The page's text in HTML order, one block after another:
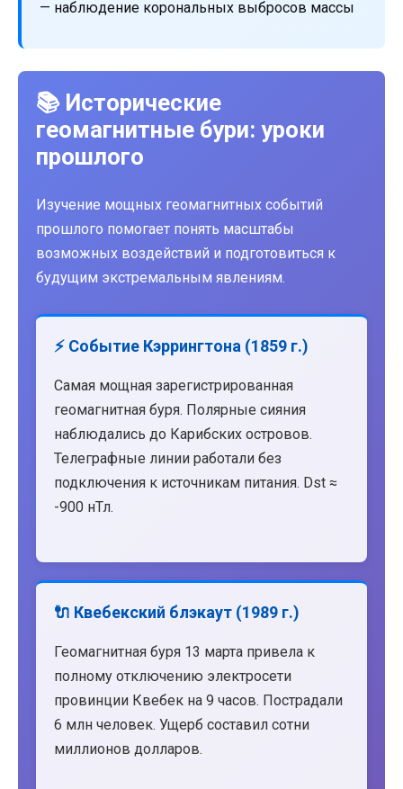
— наблюдение корональных выбросов массы
📚 Исторические
геомагнитные бури: уроки
прошлого
Изучение мощных геомагнитных событий
прошлого помогает понять масштабы
возможных воздействий и подготовиться к
будущим экстремальным явлениям.
⚡ Событие Кэррингтона (1859 г.)
Самая мощная зарегистрированная
геомагнитная буря. Полярные сияния
наблюдались до Карибских островов.
Телеграфные линии работали без
подключения к источникам питания. Dst ≈
-900 нТл.
🔌 Квебекский блэкаут (1989 г.)
Геомагнитная буря 13 марта привела к
полному отключению электросети
провинции Квебек на 9 часов. Пострадали
6 млн человек. Ущерб составил сотни
миллионов долларов.